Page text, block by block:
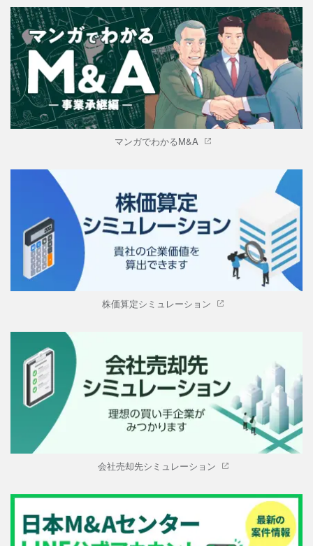
マンガでわかるM&A
株価算定シミュレーション
会社売却先シミュレーション